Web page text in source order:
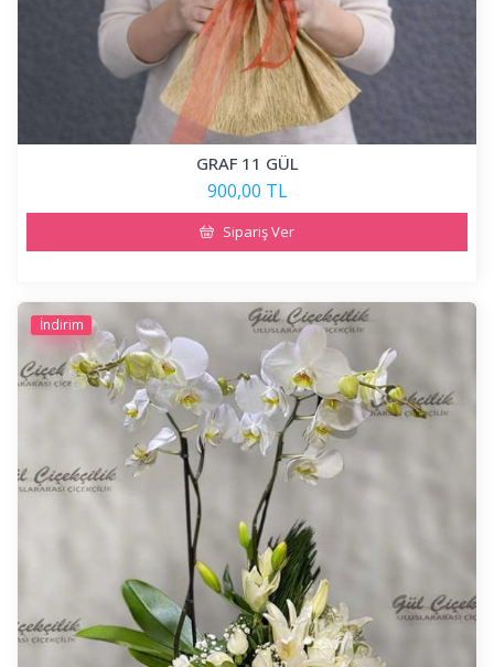
GRAF 11 GÜL
900,00 TL
Sipariş Ver
İndirim